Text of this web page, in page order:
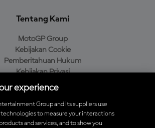
Tentang Kami
MotoGP Group
Kebijakan Cookie
Pemberitahuan Hukum
Kebijakan Privasi
Kebijakan Pembelian
Aplikasi Resmi MotoGP™
experience
Group and its suppliers use
technologies to measure your interactions
and services, and to show you